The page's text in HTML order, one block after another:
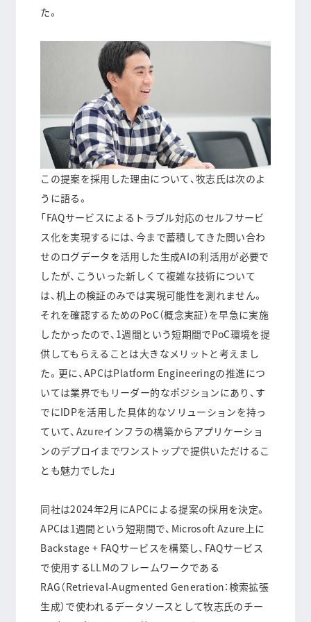
た。
この提案を採用した理由について、牧志氏は次のよ
うに語る。
「FAQサービスによるトラブル対応のセルフサービ
ス化を実現するには、今まで蓄積してきた問い合わ
せのログデータを活用した生成AIの利活用が必要で
したが、こういった新しくて複雑な技術について
は、机上の検証のみでは実現可能性を測れません。
それを確認するためのPoC（概念実証）を早急に実施
したかったので、1週間という短期間でPoC環境を提
供してもらえることは大きなメリットと考えまし
た。更に、APCはPlatform Engineeringの推進につ
いては業界でもリーダー的なポジションにあり、す
でにIDPを活用した具体的なソリューションを持っ
ていて、Azureインフラの構築からアプリケーショ
ンのデプロイまでワンストップで提供いただけるこ
とも魅力でした」
同社は2024年2月にAPCによる提案の採用を決定。
APCは1週間という短期間で、Microsoft Azure上に
Backstage + FAQサービスを構築し、FAQサービス
で使用するLLMのフレームワークである
RAG（Retrieval-Augmented Generation：検索拡張
生成）で使われるデータソースとして牧志氏のチー